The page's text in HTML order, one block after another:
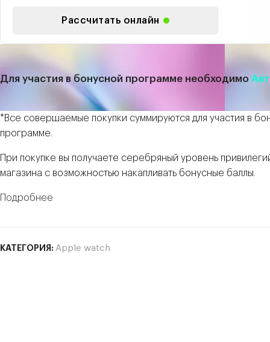
Рассчитать онлайн
Для участия в бонусной программе необходимо
*Все совершаемые покупки суммируются для участия в
программе.
При покупке вы получаете серебряный уровень
магазина с возможностью накапливать бонусные баллы.
Подробнее
КАТЕГОРИЯ: Apple watch